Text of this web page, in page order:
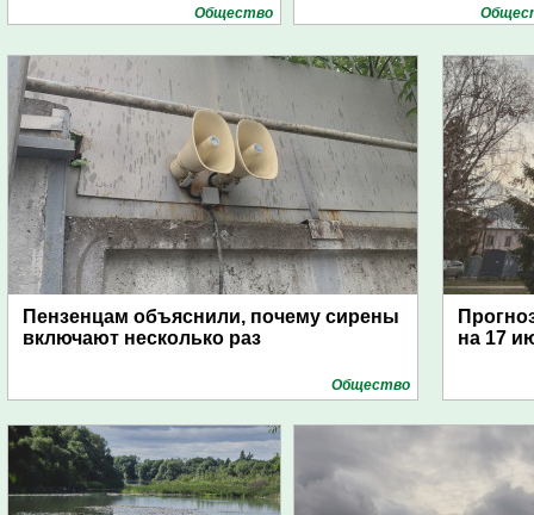
Общество
Пензенцам объяснили, почему сирены
включают несколько раз
Общество
на 17